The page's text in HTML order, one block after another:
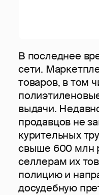
В последнее
сети.
товаров, в том
выдачи.
продавцов не
курительных
свыше 600 млн
селлерам их
полицию и
досудебную